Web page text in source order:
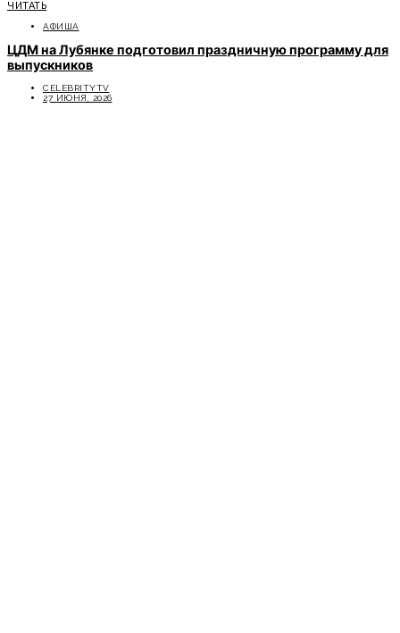
ЧИТАТЬ
АФИША
ЦДМ на Лубянке подготовил праздничную программу для
выпускников
CELEBRITYTV
27 ИЮНЯ, 2026